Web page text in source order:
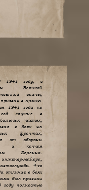
1941 году, с
Великой
войны,
в армию.
1941 года по
служил в
частях,
в боях на
фронтах,
от обороны
и кончая
Берлина.
майора,
4-го
отличие в боях
был признан
полностью